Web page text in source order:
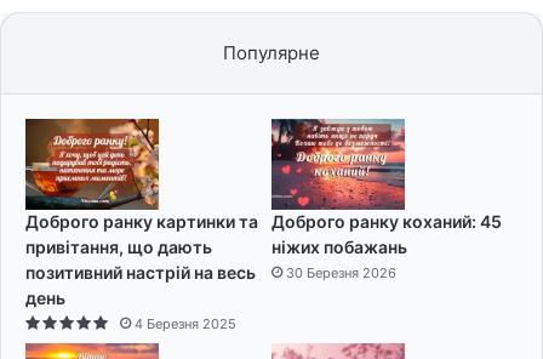
Популярне
Доброго ранку картинки та
привітання, що дають
позитивний настрій на весь
день
4 Березня 2025
Доброго ранку коханий: 45
ніжих побажань
30 Березня 2026